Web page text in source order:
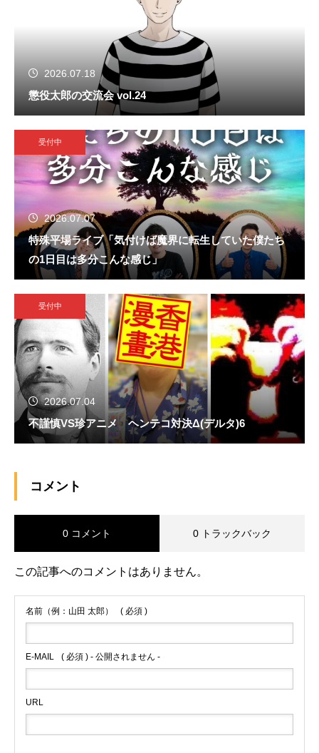
2026.07.18
懲役太郎の交流会 vol.24
受付中
2026.07.07
特殊平場ライブ「気付けば魔界に転生していた僕たち
の1日目は多分こんな感じ」
受付中
2026.07.04
不謹慎VS珍アニメ ヘンテコ対決Δ(デルタ)6
コメント
0 コメント 0 トラックバック
この記事へのコメントはありません。
名前（例：山田 太郎） ( 必須 )
E-MAIL ( 必須 ) - 公開されません -
URL